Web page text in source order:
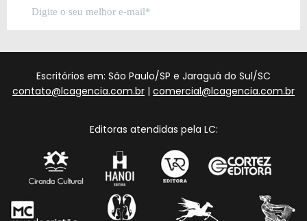
Escritórios em: São Paulo/SP e Jaraguá do Sul/SC
contato@lcagencia.com.br | comercial@lcagencia.com.br
Editoras atendidas pela LC: